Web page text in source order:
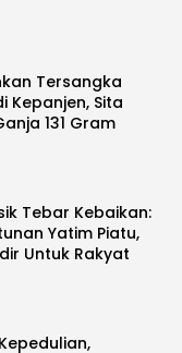
Tersangka
Kepanjen, Sita
131 Gram
Tebar Kebaikan:
Yatim Piatu,
Untuk Rakyat